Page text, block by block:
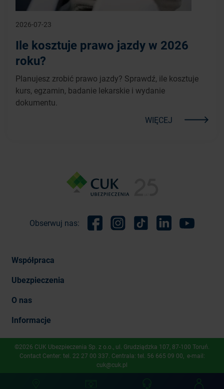
2026-07-23
Ile kosztuje prawo jazdy w 2026
roku?
Planujesz zrobić prawo jazdy? Sprawdź, ile kosztuje
kurs, egzamin, badanie lekarskie i wydanie
dokumentu.
WIĘCEJ
Obserwuj nas:
Współpraca
Ubezpieczenia
O nas
Informacje
©2026 CUK Ubezpieczenia Sp. z o.o., ​ul. Grudziądzka 107, 87-100 Toruń.
Contact Center: tel. 22 27 00 337 . Centrala: tel. 56 665 09 00 , e-mail:
cuk@cuk.pl